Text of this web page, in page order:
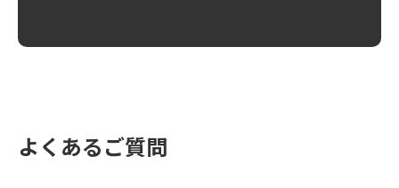
よくあるご質問